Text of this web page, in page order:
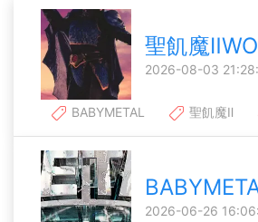
聖飢魔
2026-08-03
BABYMETAL 聖飢魔Ⅱ
2026-06-26